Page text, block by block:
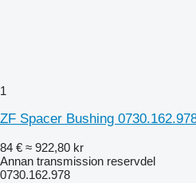
1
ZF Spacer Bushing
84 € ≈ 922,80 kr
Annan transmission reservdel
0730.162.978